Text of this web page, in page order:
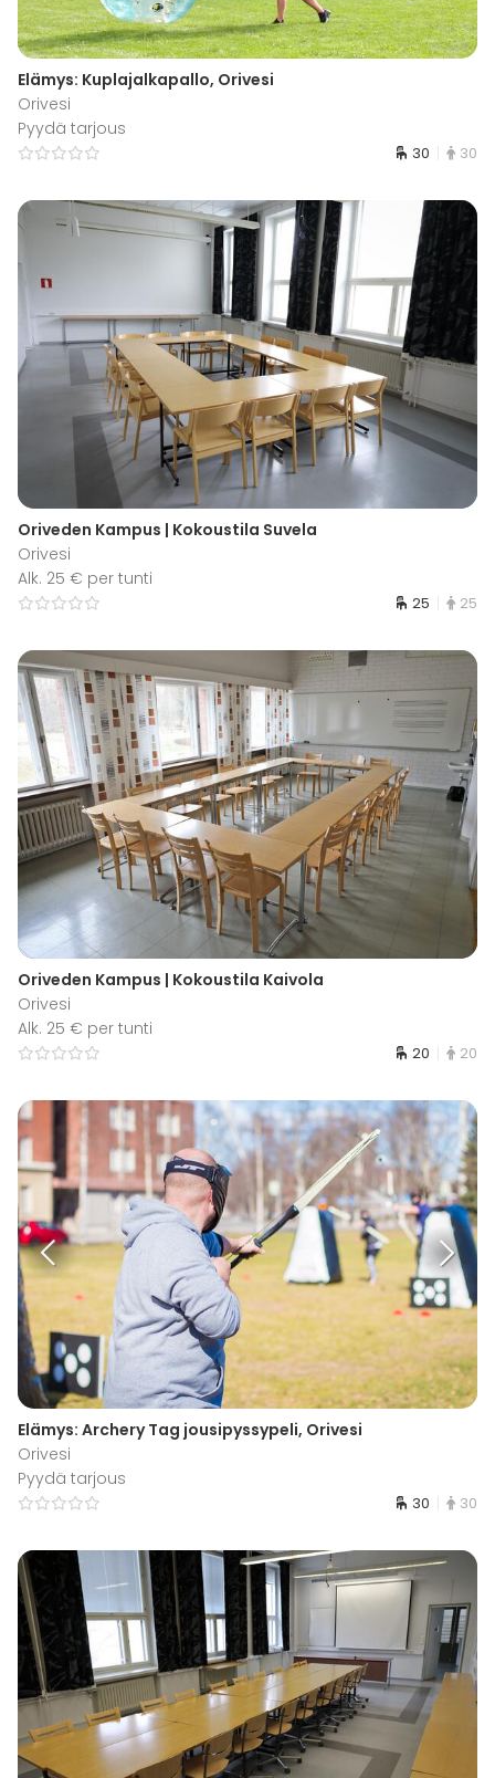
Elämys: Kuplajalkapallo, Orivesi
Orivesi
Pyydä tarjous
30 30
Oriveden Kampus | Kokoustila Suvela
Orivesi
Alk. 25 € per tunti
25 25
Oriveden Kampus | Kokoustila Kaivola
Orivesi
Alk. 25 € per tunti
20 20
Elämys: Archery Tag jousipyssypeli, Orivesi
Orivesi
Pyydä tarjous
30 30